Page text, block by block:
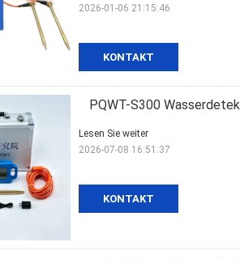
KONTAKT
2026-01-06 21:15:46
PQWT-S300
KONTAKT
Lesen Sie weiter
2026-07-08 16:51:37